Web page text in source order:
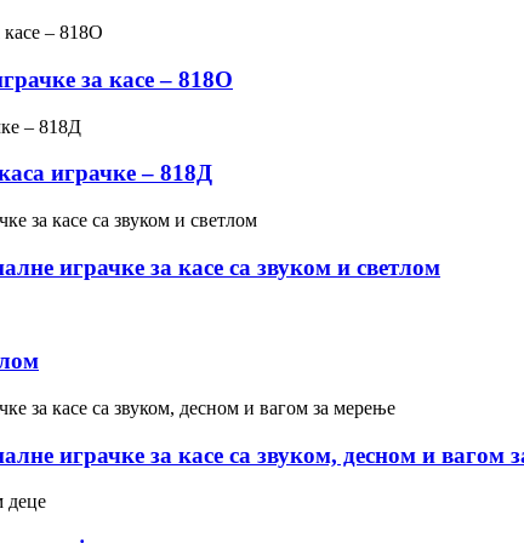
за касе – 818О
играчке – 818Д
играчке за касе са звуком и светлом
играчке за касе са звуком, десном и вагом